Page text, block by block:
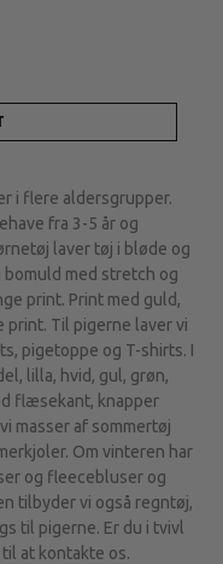
i flere aldersgrupper.
fra 3-5 år og
laver tøj i bløde og
med stretch og
print. Print med guld,
print. Til pigerne laver vi
pigetoppe og T-shirts. I
lilla, hvid, gul, grøn,
flæsekant, knapper
masser af sommertøj
Om vinteren har
og fleecebluser og
tilbyder vi også regntøj,
til pigerne. Er du i tvivl
at kontakte os.